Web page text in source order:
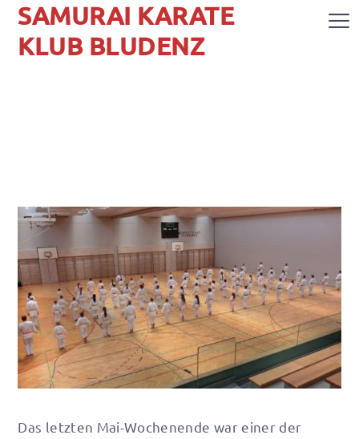
SAMURAI KARATE
KLUB BLUDENZ
Das letzten Mai-Wochenende war einer der